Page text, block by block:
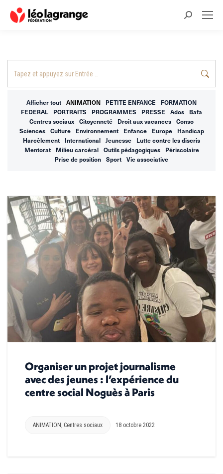
Recherche
Afficher tout ANIMATION PETITE ENFANCE
FORMATION
FEDERAL
PORTRAITS PROGRAMMES PRESSE Ados
Bafa
Centres sociaux
Citoyenneté Droit aux vacances
Conso
Sciences
Culture Environnement Enfance Europe
Handicap
Harcèlement
International Jeunesse
Lutte contre les discris
Mentorat
Milieu carcéral Outils pédagogiques
Périscolaire
Prise de position
Sport Vie associative
Organiser un projet journalisme
avec des jeunes : l’expérience du
centre social Noguès à Paris
ANIMATION, Centres sociaux 18 octobre 2022